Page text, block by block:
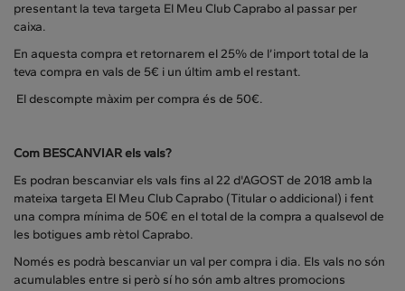
presentant la teva targeta El Meu Club Caprabo al passar per
caixa.
En aquesta compra et retornarem el 25% de l’import total de la
teva compra en vals de 5€ i un últim amb el restant.
El descompte màxim per compra és de 50€.
Com BESCANVIAR els vals?
Es podran bescanviar els vals fins al 22 d'AGOST de 2018 amb la
mateixa targeta El Meu Club Caprabo (Titular o addicional) i fent
una compra mínima de 50€ en el total de la compra a qualsevol de
les botigues amb rètol Caprabo.
Només es podrà bescanviar un val per compra i dia. Els vals no són
acumulables entre si però sí ho són amb altres promocions